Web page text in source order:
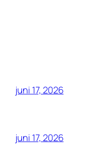
juni 17, 2026
juni 17, 2026